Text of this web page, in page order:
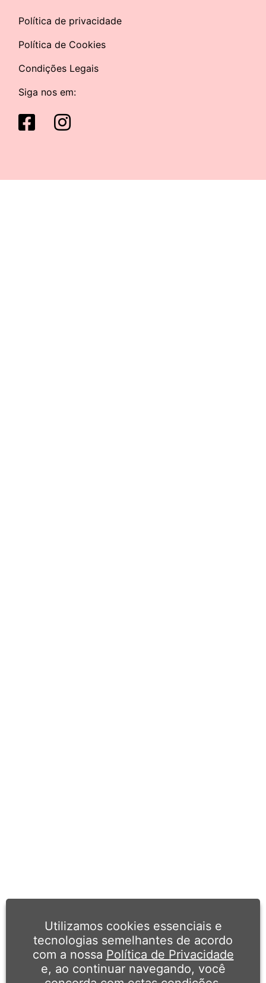
Política de privacidade
Política de Cookies
Condições Legais
Siga nos em:
Utilizamos cookies essenciais e
tecnologias semelhantes de acordo
com a nossa Política de Privacidade
e, ao continuar navegando, você